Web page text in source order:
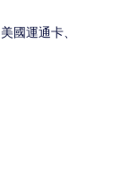
國運通卡、